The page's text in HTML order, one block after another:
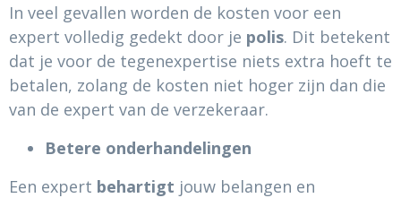
In veel gevallen worden de kosten voor een
expert volledig gedekt door je polis. Dit betekent
dat je voor de tegenexpertise niets extra hoeft te
betalen, zolang de kosten niet hoger zijn dan die
van de expert van de verzekeraar.
Betere onderhandelingen
Een expert behartigt jouw belangen en